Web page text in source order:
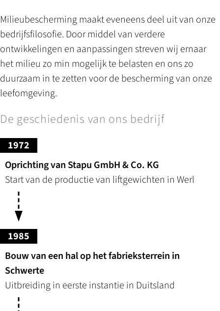
Milieubescherming maakt eveneens deel uit van onze
bedrijfsfilosofie. Door middel van verdere
ontwikkelingen en aanpassingen streven wij ernaar
het milieu zo min mogelijk te belasten en ons zo
duurzaam in te zetten voor de bescherming van onze
leefomgeving.
De geschiedenis van ons bedrijf
1972
Oprichting van Stapu GmbH & Co. KG
Start van de productie van liftgewichten in Werl
1985
Bouw van een hal op het fabrieksterrein in
Schwerte
Uitbreiding in eerste instantie in Duitsland